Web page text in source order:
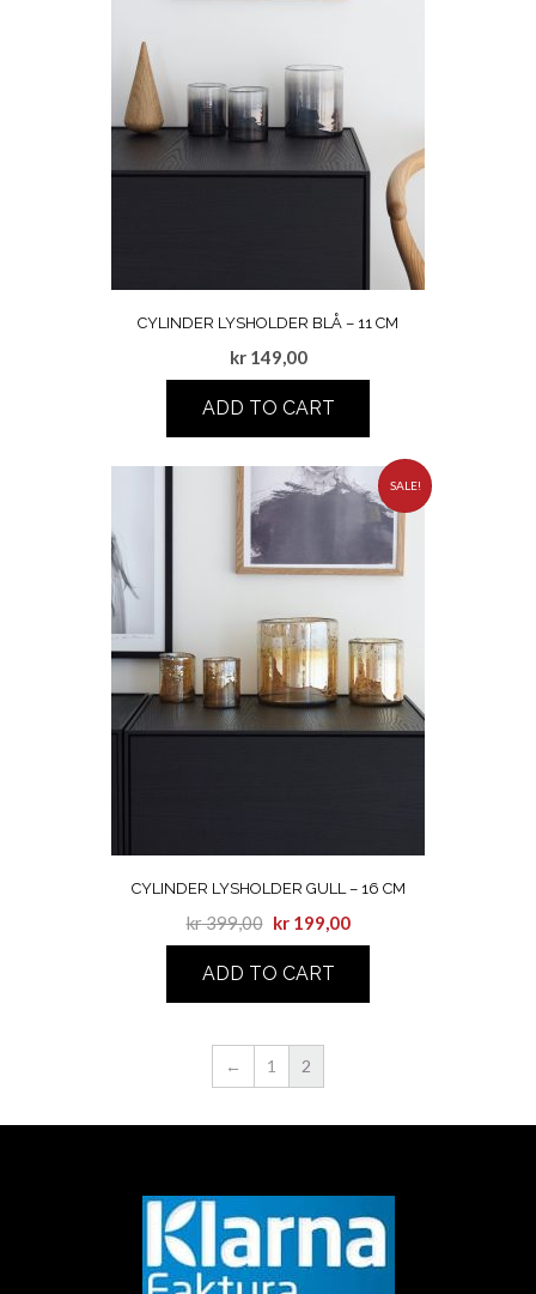
CYLINDER LYSHOLDER BLÅ – 11 CM
kr149,00
ADD TO CART
SALE!
CYLINDER LYSHOLDER GULL – 16 CM
kr399,00 kr199,00
ADD TO CART
← 1 2